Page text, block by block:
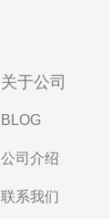
关于公司
BLOG
公司介绍
联系我们